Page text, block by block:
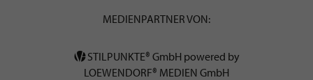
MEDIENPARTNER VON:
STILPUNKTE® GmbH powered by
LOEWENDORF® MEDIEN GmbH